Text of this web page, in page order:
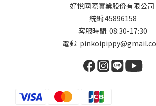
好悅國際實業股份有限公司
統編:45896158
客服時間: 08:30-17:30
電郵: